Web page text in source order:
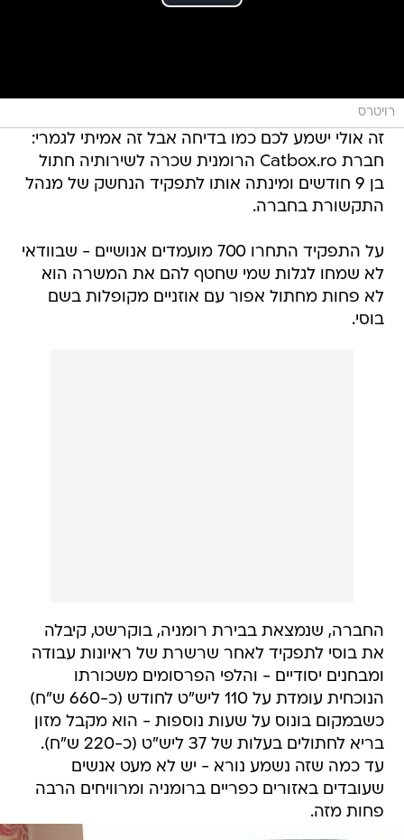
רויטרס
זה אולי ישמע לכם כמו בדיחה אבל זה אמיתי לגמרי:
חברת Catbox.ro הרומנית שכרה לשירותיה חתול
בן 9 חודשים ומינתה אותו לתפקיד הנחשק של מנהל
התקשורת בחברה.
על התפקיד התחרו 700 מועמדים אנושיים - שבוודאי
לא שמחו לגלות שמי שחטף להם את המשרה הוא
לא פחות מחתול אפור עם אוזניים מקופלות בשם
בוסי.
החברה, שנמצאת בבירת רומניה, בוקרשט, קיבלה
את בוסי לתפקיד לאחר שרשרת של ראיונות עבודה
ומבחנים יסודיים - והלפי הפרסומים משכורתו
הנוכחית עומדת על 110 ליש"ט לחודש (כ-660 ש"ח)
כשבמקום בונוס על שעות נוספות - הוא מקבל מזון
בריא לחתולים בעלות של 37 ליש"ט (כ-220 ש"ח).
עד כמה שזה נשמע נורא - יש לא מעט אנשים
שעובדים באזורים כפריים ברומניה ומרוויחים הרבה
פחות מזה.